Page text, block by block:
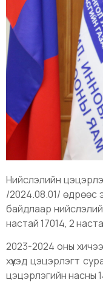
Нийслэлийн
/2024.08.01/ өдрөөс
байдлаар
настай 17014, 2
2023-2024 оны
хүүхэд цэцэрлэгт
цэцэрлэгийн насны